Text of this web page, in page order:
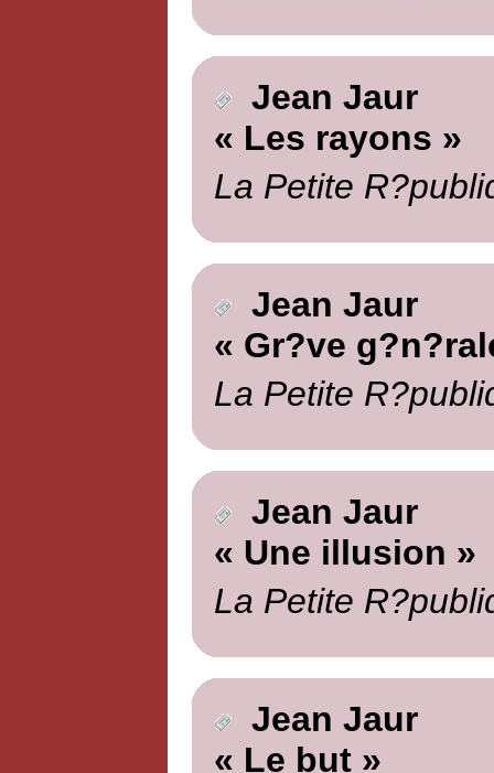
Jean Jaur
« Les rayons »
La Petite
Jean Jaur
« Gr?ve
La Petite
Jean Jaur
« Une illusion »
La Petite
Jean Jaur
« Le but »